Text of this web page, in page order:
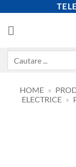
content
HOME »
ELECTRICE »